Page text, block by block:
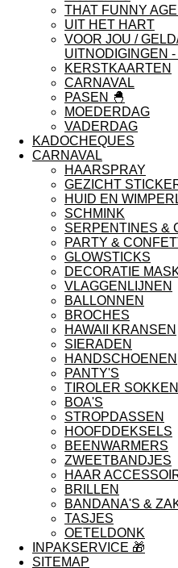
THAT FUNNY
UIT HET HART
VOOR JOU /
UITNODIGINGEN
KERSTKAARTEN
CARNAVAL
PASEN 🐣
MOEDERDAG
VADERDAG
KADOCHEQUES
CARNAVAL
HAARSPRAY
GEZICHT
HUID EN
SCHMINK
SERPENTINES &
PARTY &
GLOWSTICKS
DECORATIE
VLAGGENLIJNEN
BALLONNEN
BROCHES
HAWAII KRANSEN
SIERADEN
HANDSCHOENEN
PANTY'S
TIROLER SOKKEN
BOA'S
STROPDASSEN
HOOFDDEKSELS
BEENWARMERS
ZWEETBANDJES
HAAR
BRILLEN
BANDANA'S &
TASJES
OETELDONK
INPAKSERVICE 🎁
SITEMAP